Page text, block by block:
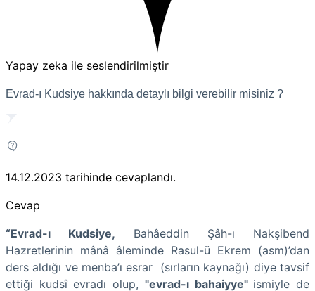
Yapay zeka ile seslendirilmiştir
Evrad-ı Kudsiye hakkında detaylı bilgi verebilir misiniz ?
14.12.2023 tarihinde cevaplandı.
Cevap
“Evrad-ı Kudsiye, Bahâeddin Şâh-ı Nakşibend
Hazretlerinin mânâ âleminde Rasul-ü Ekrem (asm)’dan
ders aldığı ve menba’ı esrar (sırların kaynağı) diye tavsif
ettiği kudsî evradı olup, "evrad-ı bahaiyye" ismiyle de